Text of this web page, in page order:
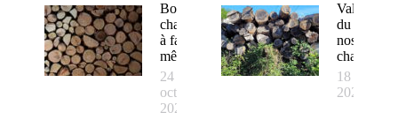
Bois de
chauffage
à faire soi
même !
24
octobre
2022
du bois de
nos
chantiers
18 juillet
2022